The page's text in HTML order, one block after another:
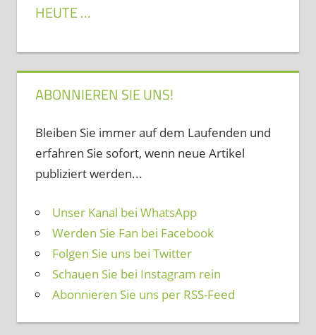
HEUTE …
ABONNIEREN SIE UNS!
Bleiben Sie immer auf dem Laufenden und
erfahren Sie sofort, wenn neue Artikel
publiziert werden...
Unser Kanal bei WhatsApp
Werden Sie Fan bei Facebook
Folgen Sie uns bei Twitter
Schauen Sie bei Instagram rein
Abonnieren Sie uns per RSS-Feed